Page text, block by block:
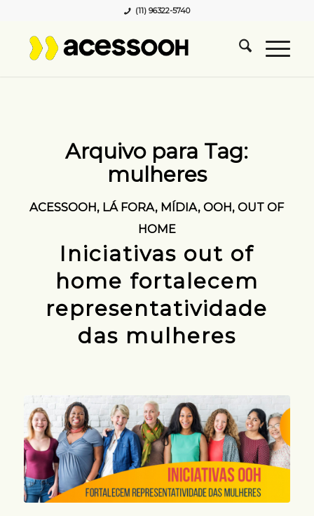
(11) 96322-5740
Arquivo para Tag:
mulheres
ACESSOOH, LÁ FORA, MÍDIA,OOH,OUT OF
HOME
Iniciativas out of
home fortalecem
representatividade
das mulheres